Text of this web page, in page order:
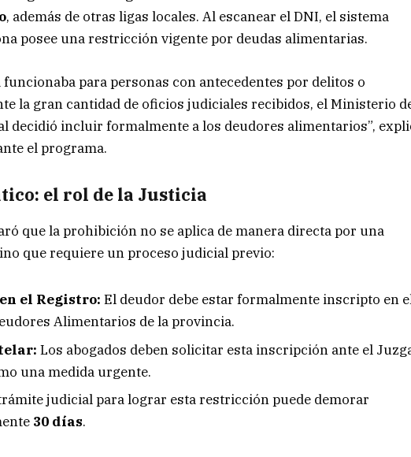
, además de otras ligas locales. Al escanear el DNI, el sistema
posee una restricción vigente por deudas alimentarias.
funcionaba para personas con antecedentes por delitos o
la gran cantidad de oficios judiciales recibidos, el Ministerio
decidió incluir formalmente a los deudores alimentarios”,
el programa.
el rol de la Justicia
que la prohibición no se aplica de manera directa por una
que requiere un proceso judicial previo:
el Registro: El deudor debe estar formalmente inscripto en
Alimentarios de la provincia.
Los abogados deben solicitar esta inscripción ante el
una medida urgente.
judicial para lograr esta restricción puede demorar
30 días.